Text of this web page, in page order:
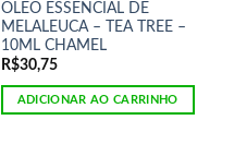
OLEO ESSENCIAL DE
MELALEUCA – TEA TREE –
10ML CHAMEL
R$30,75
ADICIONAR AO CARRINHO